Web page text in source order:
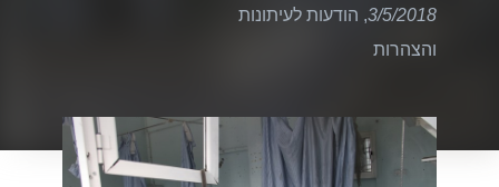
3/5/2018
, הודעות לעיתונות
והצהרות